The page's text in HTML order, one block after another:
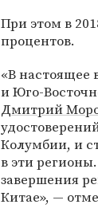
При этом в
процентов.
«В настоящее
и Юго-
Дмитрий
Колумбии, и
в эти
завершения
Китае», —